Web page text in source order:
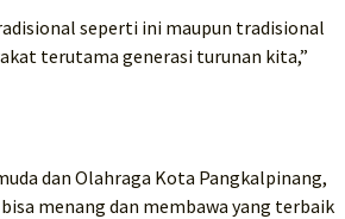
seperti ini maupun tradisional
terutama generasi turunan kita,”
dan Olahraga Kota Pangkalpinang,
menang dan membawa yang terbaik